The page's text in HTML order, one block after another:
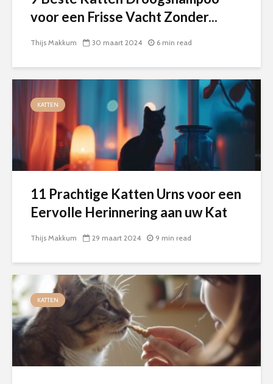
voor een Frisse Vacht Zonder...
Thijs Makkum 30 maart 2024 6 min read
KATTEN
11 Prachtige Katten Urns voor een
Eervolle Herinnering aan uw Kat
Thijs Makkum 29 maart 2024 9 min read
KATTEN